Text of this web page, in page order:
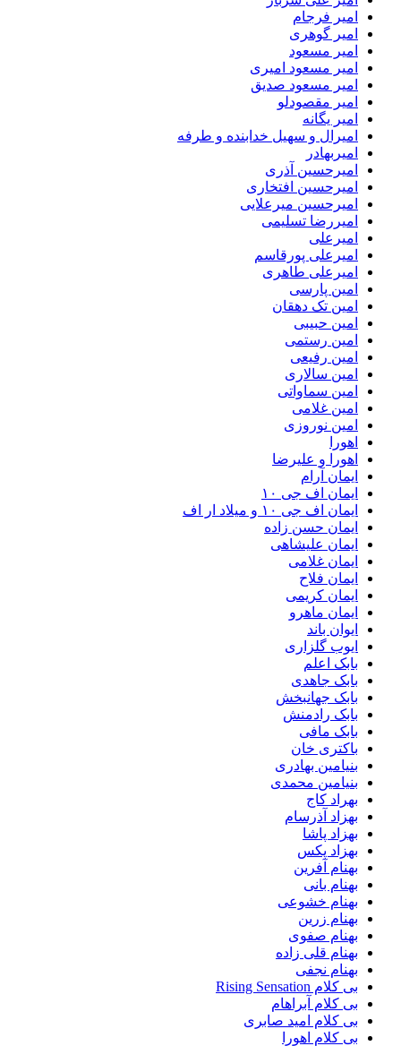
امیر فرجام
امیر گوهری
امیر مسعود
امیر مسعود امیری
امیر مسعود صدیق
امیر مقصودلو
امیر یگانه
امیرال و سهیل خدابنده و طرفه
امیربهادر
امیرحسین آذری
امیرحسین افتخاری
امیرحسین میرعلایی
امیررضا تسلیمی
امیرعلی
امیرعلی پورقاسم
امیرعلی طاهری
امین پارسی
امین تک دهقان
امین حبیبی
امین رستمی
امین رفیعی
امین سالاری
امین سماواتی
امین غلامی
امین نوروزی
اهورا
اهورا و علیرضا
ایمان آرام
ایمان اف جی ۱۰
ایمان اف جی ۱۰ و میلاد ار اف
ایمان حسن زاده
ایمان علیشاهی
ایمان غلامی
ایمان فلاح
ایمان کریمی
ایمان ماهرو
ایوان باند
ایوب گلزاری
بابک اعلم
بابک جاهدی
بابک جهانبخش
بابک رادمنش
بابک مافی
باکتری خان
بنیامین بهادری
بنیامین محمدی
بهراد کاج
بهزاد آذرسام
بهزاد پاشا
بهزاد پکس
بهنام آفرین
بهنام بانی
بهنام خشوعی
بهنام زرین
بهنام صفوی
بهنام قلی زاده
بهنام نجفی
بی کلام Rising Sensation
بی کلام آبراهام
بی کلام امید صابری
بی کلام اهورا